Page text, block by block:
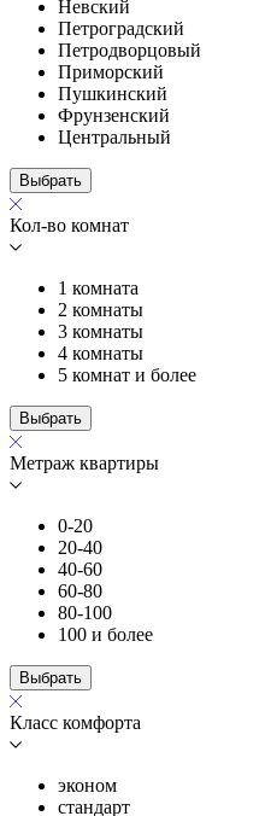
Невский
Петроградский
Петродворцовый
Приморский
Пушкинский
Фрунзенский
Центральный
Выбрать
Кол-во комнат
1 комната
2 комнаты
3 комнаты
4 комнаты
5 комнат и более
Выбрать
Метраж квартиры
0-20
20-40
40-60
60-80
80-100
100 и более
Выбрать
Класс комфорта
эконом
стандарт